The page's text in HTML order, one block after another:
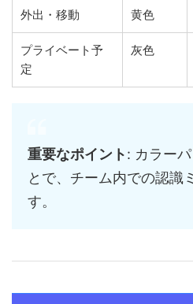
外出・移動 黄色
プライベート予
定
灰色
重要なポイント: カラー
とで、チーム内での認識
す。